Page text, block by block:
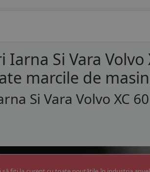
Iarna Si Vara
marcile de
Si Vara Volvo XC